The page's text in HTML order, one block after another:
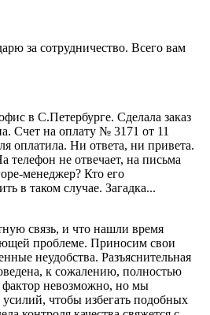
за сотрудничество. Всего вам
в С.Петербурге. Сделала заказ
Счет на оплату № 3171 от 11
оплатила. Ни ответа, ни привета.
не отвечает, на письма
менеджер? Кто его
в таком случае. Загадка...
связь, и что нашли время
проблеме. Приносим свои
неудобства. Разъяснительная
к сожалению, полностью
фактор невозможно, но мы
чтобы избегать подобных